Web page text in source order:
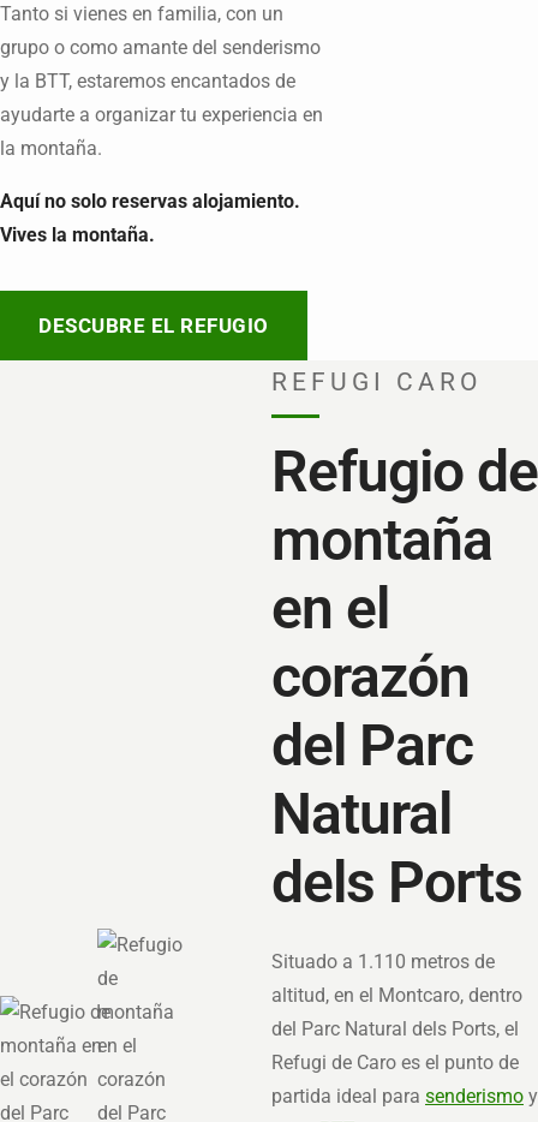
Tanto si vienes en familia, con un
grupo o como amante del senderismo
y la BTT, estaremos encantados de
ayudarte a organizar tu experiencia en
la montaña.
Aquí no solo reservas alojamiento.
Vives la montaña.
DESCUBRE EL REFUGIO
REFUGI CARO
Refugio de
montaña
en el
corazón
del Parc
Natural
dels Ports
Situado a 1.110 metros de
altitud, en el Montcaro, dentro
del Parc Natural dels Ports, el
Refugi de Caro es el punto de
partida ideal para senderismo y